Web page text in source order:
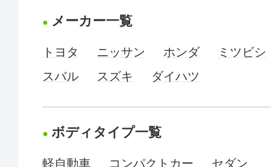
メーカー一覧
トヨタ ニッサン ホンダ
ミツビシ
スバル
スズキ ダイハツ
ボディタイプ一覧
軽自動車 コンパクトカー
セダン